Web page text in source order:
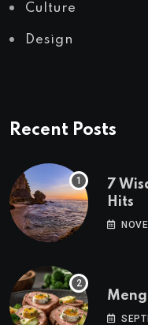
Culture
Design
Recent Posts
7
Hits